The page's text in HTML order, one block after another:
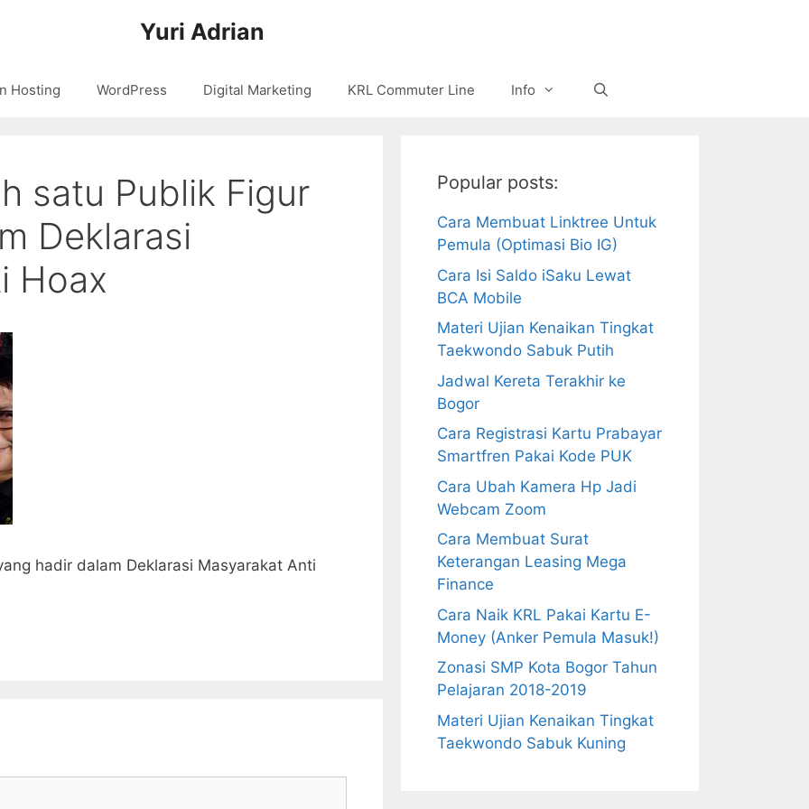
Yuri Adrian
Hosting WordPress Digital Marketing KRL Commuter Line Info
satu Publik Figur
Deklarasi
Hoax
hadir dalam Deklarasi Masyarakat Anti
Popular posts:
Cara Membuat Linktree Untuk
Pemula (Optimasi Bio IG)
Cara Isi Saldo iSaku Lewat
BCA Mobile
Materi Ujian Kenaikan Tingkat
Taekwondo Sabuk Putih
Jadwal Kereta Terakhir ke
Bogor
Cara Registrasi Kartu Prabayar
Smartfren Pakai Kode PUK
Cara Ubah Kamera Hp Jadi
Webcam Zoom
Cara Membuat Surat
Keterangan Leasing Mega
Finance
Cara Naik KRL Pakai Kartu E-
Money (Anker Pemula Masuk!)
Zonasi SMP Kota Bogor Tahun
Pelajaran 2018-2019
Materi Ujian Kenaikan Tingkat
Taekwondo Sabuk Kuning